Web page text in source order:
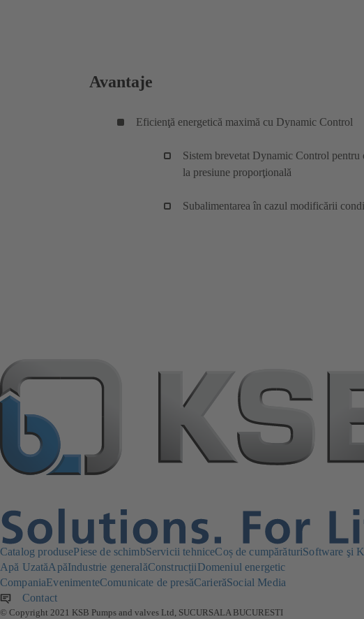
Avantaje
Eficienţă energetică maximă cu Dynamic Control
Sistem brevetat Dynamic Control
la presiune proporţională
Subalimentarea în cazul modificării
Catalog produsePiese de schimbServicii tehniceCoș de cumpărăturiSoftware şi
Apă UzatăApăIndustrie generalăConstrucțiiDomeniul energetic
CompaniaEvenimenteComunicate de presăCarierăSocial Media
Contact
© Copyright 2021 KSB Pumps and valves Ltd, SUCURSALA BUCURESTI